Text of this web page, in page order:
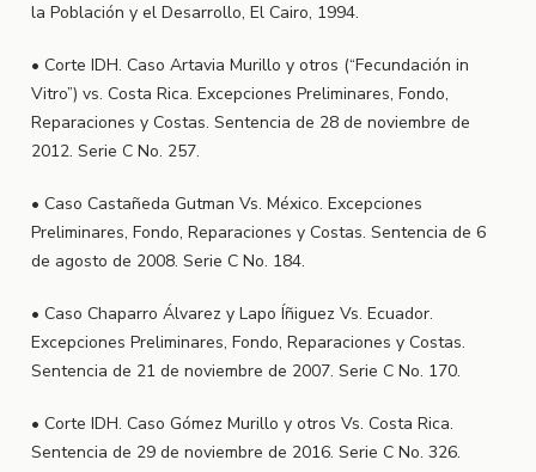
la Población y el Desarrollo, El Cairo, 1994.
• Corte IDH. Caso Artavia Murillo y otros (“Fecundación in
Vitro”) vs. Costa Rica. Excepciones Preliminares, Fondo,
Reparaciones y Costas. Sentencia de 28 de noviembre de
2012. Serie C No. 257.
• Caso Castañeda Gutman Vs. México. Excepciones
Preliminares, Fondo, Reparaciones y Costas. Sentencia de 6
de agosto de 2008. Serie C No. 184.
• Caso Chaparro Álvarez y Lapo Íñiguez Vs. Ecuador.
Excepciones Preliminares, Fondo, Reparaciones y Costas.
Sentencia de 21 de noviembre de 2007. Serie C No. 170.
• Corte IDH. Caso Gómez Murillo y otros Vs. Costa Rica.
Sentencia de 29 de noviembre de 2016. Serie C No. 326.